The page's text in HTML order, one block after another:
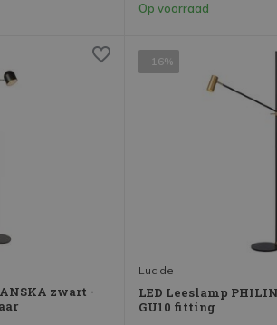
Op voorraad
zwart -
- 16%
Lucide
LED Leeslamp
GU10 fitting